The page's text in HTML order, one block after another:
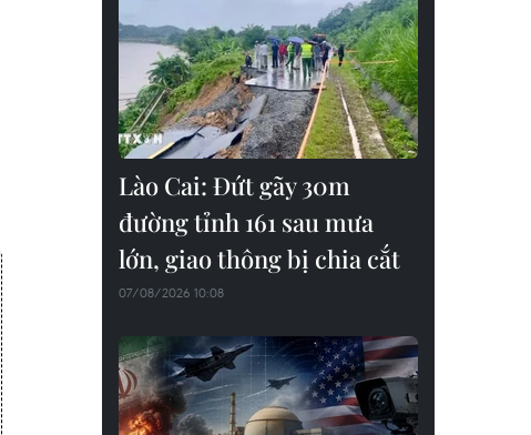
Lào Cai: Đứt gãy 30m
đường tỉnh 161 sau mưa
lớn, giao thông bị chia cắt
07/08/2026 10:08